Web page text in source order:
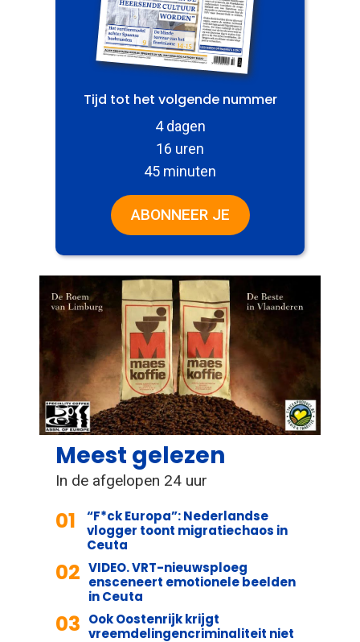
Tijd tot het volgende nummer
4 dagen
16 uren
45 minuten
ABONNEER JE
Meest gelezen
In de afgelopen 24 uur
01
“F*ck Europa”: Nederlandse
vlogger toont migratiechaos in
Ceuta
02 VIDEO. VRT-nieuwsploeg
ensceneert emotionele beelden
in Ceuta
03 Ook Oostenrijk krijgt
vreemdelingencriminaliteit niet